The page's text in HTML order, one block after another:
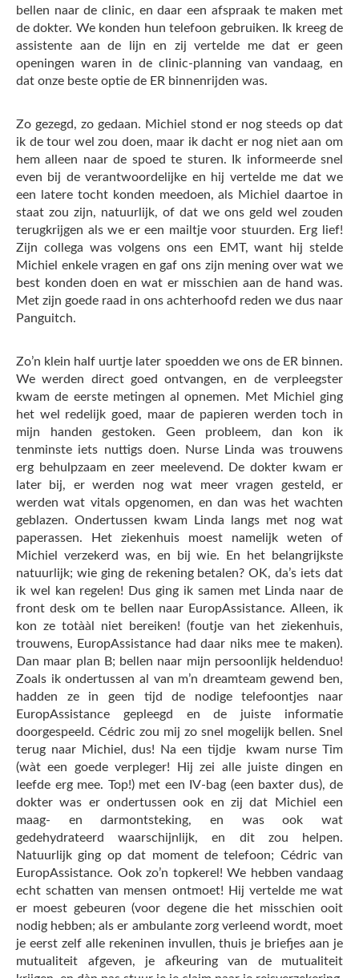
bellen naar de clinic, en daar een afspraak te maken met
de dokter. We konden hun telefoon gebruiken. Ik kreeg de
assistente aan de lijn en zij vertelde me dat er geen
openingen waren in de clinic-planning van vandaag, en
dat onze beste optie de ER binnenrijden was.
Zo gezegd, zo gedaan. Michiel stond er nog steeds op dat
ik de tour wel zou doen, maar ik dacht er nog niet aan om
hem alleen naar de spoed te sturen. Ik informeerde snel
even bij de verantwoordelijke en hij vertelde me dat we
een latere tocht konden meedoen, als Michiel daartoe in
staat zou zijn, natuurlijk, of dat we ons geld wel zouden
terugkrijgen als we er een mailtje voor stuurden. Erg lief!
Zijn collega was volgens ons een EMT, want hij stelde
Michiel enkele vragen en gaf ons zijn mening over wat we
best konden doen en wat er misschien aan de hand was.
Met zijn goede raad in ons achterhoofd reden we dus naar
Panguitch.
Zo’n klein half uurtje later spoedden we ons de ER binnen.
We werden direct goed ontvangen, en de verpleegster
kwam de eerste metingen al opnemen. Met Michiel ging
het wel redelijk goed, maar de papieren werden toch in
mijn handen gestoken. Geen probleem, dan kon ik
tenminste iets nuttigs doen. Nurse Linda was trouwens
erg behulpzaam en zeer meelevend. De dokter kwam er
later bij, er werden nog wat meer vragen gesteld, er
werden wat vitals opgenomen, en dan was het wachten
geblazen. Ondertussen kwam Linda langs met nog wat
paperassen. Het ziekenhuis moest namelijk weten of
Michiel verzekerd was, en bij wie. En het belangrijkste
natuurlijk; wie ging de rekening betalen? OK, da’s iets dat
ik wel kan regelen! Dus ging ik samen met Linda naar de
front desk om te bellen naar EuropAssistance. Alleen, ik
kon ze totààl niet bereiken! (foutje van het ziekenhuis,
trouwens, EuropAssistance had daar niks mee te maken).
Dan maar plan B; bellen naar mijn persoonlijk heldenduo!
Zoals ik ondertussen al van m’n dreamteam gewend ben,
hadden ze in geen tijd de nodige telefoontjes naar
EuropAssistance gepleegd en de juiste informatie
doorgespeeld. Cédric zou mij zo snel mogelijk bellen. Snel
terug naar Michiel, dus! Na een tijdje kwam nurse Tim
(wàt een goede verpleger! Hij zei alle juiste dingen en
leefde erg mee. Top!) met een IV-bag (een baxter dus), de
dokter was er ondertussen ook en zij dat Michiel een
maag- en darmontsteking, en was ook wat
gedehydrateerd waarschijnlijk, en dit zou helpen.
Natuurlijk ging op dat moment de telefoon; Cédric van
EuropAssistance. Ook zo’n topkerel! We hebben vandaag
echt schatten van mensen ontmoet! Hij vertelde me wat
er moest gebeuren (voor degene die het misschien ooit
nodig hebben; als er ambulante zorg verleend wordt, moet
je eerst zelf alle rekeninen invullen, thuis je briefjes aan je
mutualiteit afgeven, je afkeuring van de mutualiteit